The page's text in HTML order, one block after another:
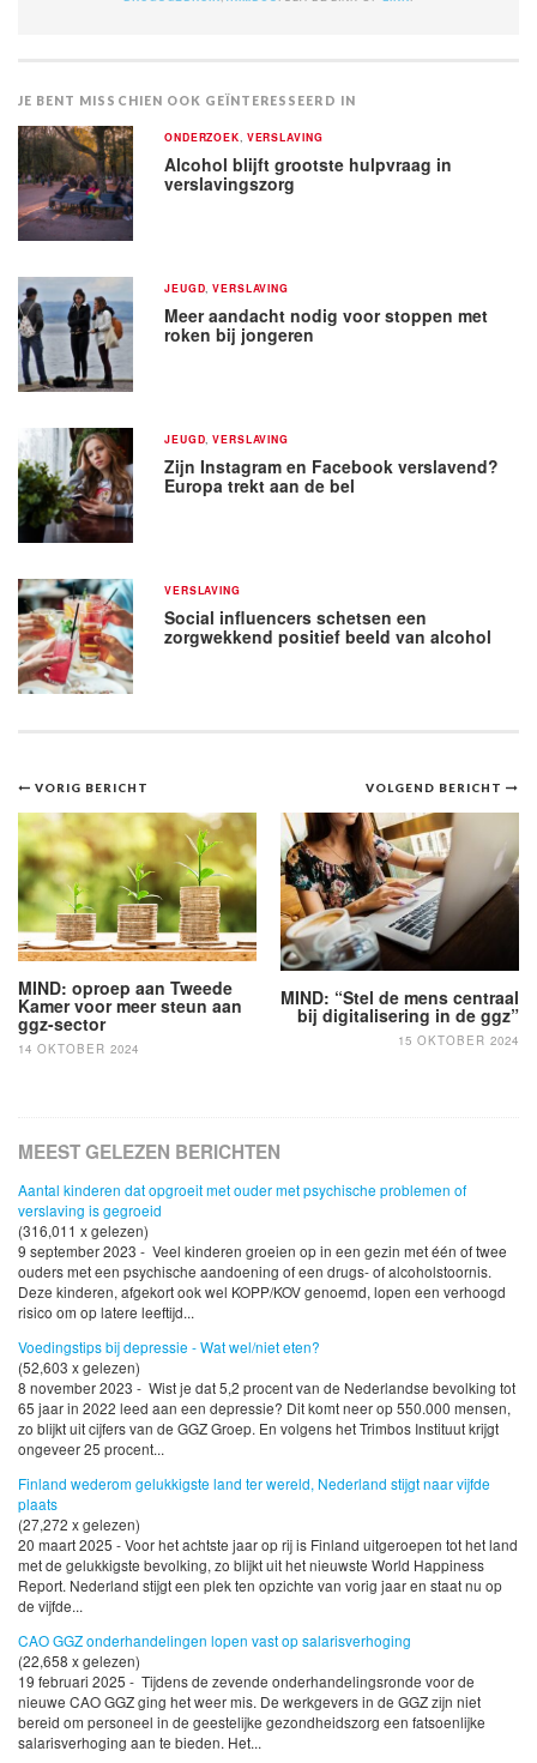
JE BENT MISSCHIEN OOK GEÏNTERESSEERD IN
ONDERZOEK VERSLAVING
Alcohol blijft grootste hulpvraag in
verslavingszorg
JEUGD ,VERSLAVING
Meer aandacht nodig voor stoppen met
roken bij jongeren
JEUGD ,VERSLAVING
Zijn Instagram en Facebook verslavend?
Europa trekt aan de bel
VERSLAVING
Social influencers schetsen een
zorgwekkend positief beeld van alcohol
Bericht
navigatie
VOLGEND BERICHT
MIND: “Stel de mens centraal
bij digitalisering in de ggz”
15 OKTOBER 2024
VORIG BERICHT
MIND: oproep aan Tweede
Kamer voor meer steun aan
ggz-sector
14 OKTOBER 2024
MEEST GELEZEN BERICHTEN
Aantal kinderen dat opgroeit met ouder met psychische problemen of
verslaving is gegroeid
(316,011 x gelezen)
9 september 2023 - Veel kinderen groeien op in een gezin met één of twee
ouders met een psychische aandoening of een drugs- of alcoholstoornis.
Deze kinderen, afgekort ook wel KOPP/KOV genoemd, lopen een verhoogd
risico om op latere leeftijd...
Voedingstips bij depressie - Wat wel/niet eten?
(52,603 x gelezen)
8 november 2023 - Wist je dat 5,2 procent van de Nederlandse bevolking tot
65 jaar in 2022 leed aan een depressie? Dit komt neer op 550.000 mensen,
zo blijkt uit cijfers van de GGZ Groep. En volgens het Trimbos Instituut krijgt
ongeveer 25 procent...
Finland wederom gelukkigste land ter wereld, Nederland stijgt naar vijfde
plaats
(27,272 x gelezen)
20 maart 2025 - Voor het achtste jaar op rij is Finland uitgeroepen tot het land
met de gelukkigste bevolking, zo blijkt uit het nieuwste World Happiness
Report. Nederland stijgt een plek ten opzichte van vorig jaar en staat nu op
de vijfde...
CAO GGZ onderhandelingen lopen vast op salarisverhoging
(22,658 x gelezen)
19 februari 2025 - Tijdens de zevende onderhandelingsronde voor de
nieuwe CAO GGZ ging het weer mis. De werkgevers in de GGZ zijn niet
bereid om personeel in de geestelijke gezondheidszorg een fatsoenlijke
salarisverhoging aan te bieden. Het...